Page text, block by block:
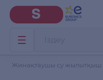
Жинақтаушы су жылытқыш